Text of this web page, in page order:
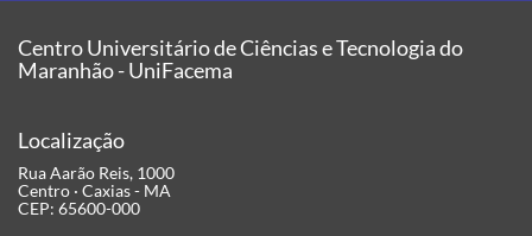
Centro Universitário de Ciências e Tecnologia do
Maranhão - UniFacema
Localização
Rua Aarão Reis, 1000
Centro · Caxias - MA
CEP: 65600-000